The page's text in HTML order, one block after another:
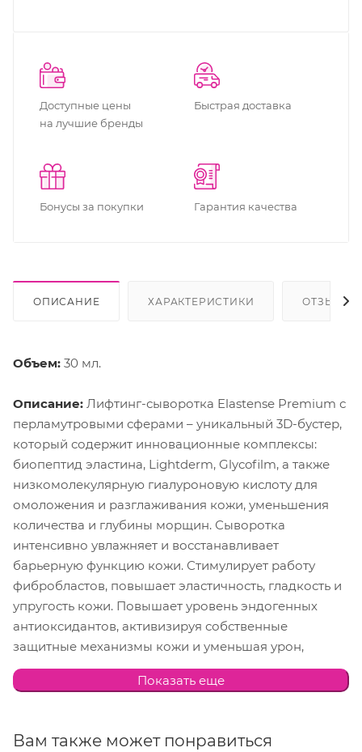
Доступные цены
на лучшие бренды
Быстрая доставка
Бонусы за покупки Гарантия качества
ОПИСАНИЕ ХАРАКТЕРИСТИКИ ОТЗЫВЫ
Объем: 30 мл.
Описание: Лифтинг-сыворотка Elastense Premium с
перламутровыми сферами – уникальный 3D-бустер,
который содержит инновационные комплексы:
биопептид эластина, Lightderm, Glycofilm, а также
низкомолекулярную гиалуроновую кислоту для
омоложения и разглаживания кожи, уменьшения
количества и глубины морщин. Сыворотка
интенсивно увлажняет и восстанавливает
барьерную функцию кожи. Стимулирует работу
фибробластов, повышает эластичность, гладкость и
упругость кожи. Повышает уровень эндогенных
антиоксидантов, активизируя собственные
защитные механизмы кожи и уменьшая урон,
наносимый солнечным излучением и
поллютантами. Значительно замедляет процессы
лица. Обладает мгновенным и пролонгированным
Показать еще
Вам также может понравиться